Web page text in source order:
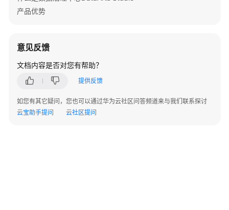
作
业
情
-
ShowJob
产品优势
意见反馈
文档内容是否对您有帮助？
提供反馈
如您有其它疑问，您也可以通过华为云社区问答频道来与我们联系探讨
云宝助手提问
云社区提问